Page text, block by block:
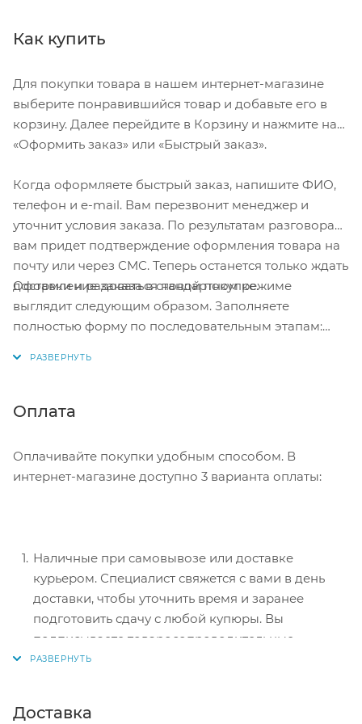
Как купить
Для покупки товара в нашем интернет-магазине
выберите понравившийся товар и добавьте его в
корзину. Далее перейдите в Корзину и нажмите на
«Оформить заказ» или «Быстрый заказ».
Когда оформляете быстрый заказ, напишите ФИО,
телефон и e-mail. Вам перезвонит менеджер и
уточнит условия заказа. По результатам разговора
вам придет подтверждение оформления товара на
почту или через СМС. Теперь останется только ждать
доставки и радоваться новой покупке.
Оформление заказа в стандартном режиме
выглядит следующим образом. Заполняете
полностью форму по последовательным этапам:
Нажмите кнопку «Оформить заказ».
Оплата
Оплачивайте покупки удобным способом. В
интернет-магазине доступно 3 варианта оплаты:
Наличные при самовывозе или доставке
курьером. Специалист свяжется с вами в день
доставки, чтобы уточнить время и заранее
подготовить сдачу с любой купюры. Вы
подписываете товаросопроводительные
документы, вносите денежные средства,
Доставка